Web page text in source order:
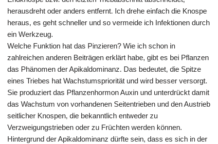
herausdreht oder anders entfernt. Ich drehe einfach die Knospe
heraus, es geht schneller und so vermeide ich Infektionen durch
ein Werkzeug.
Welche Funktion hat das Pinzieren? Wie ich schon in
zahlreichen anderen Beiträgen erklärt habe, gibt es bei Pflanzen
das Phänomen der Apikaldominanz. Das bedeutet, die Spitze
eines Triebes hat Wachstumspriorität und wird besser versorgt.
Sie produziert das Pflanzenhormon Auxin und unterdrückt damit
das Wachstum von vorhandenen Seitentrieben und den Austrieb
seitlicher Knospen, die bekanntlich entweder zu
Verzweigungstrieben oder zu Früchten werden können.
Hintergrund der Apikaldominanz dürfte sein, dass es sich in der